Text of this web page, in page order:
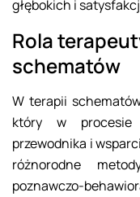
głębokich i
Rola
schematów
W terapii
który w procesie
przewodnika i
różnorodne
poznawczo-